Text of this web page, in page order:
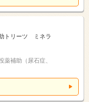
トリーツ ミネラ
薬補助（尿石症、